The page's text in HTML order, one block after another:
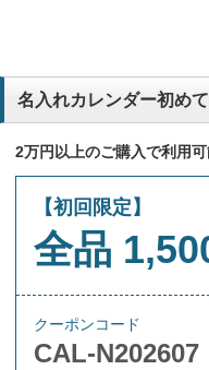
名入れカレンダー初め
2万円以上のご購入で利用
【初回限定】
全品
クーポンコード
CAL-N202607